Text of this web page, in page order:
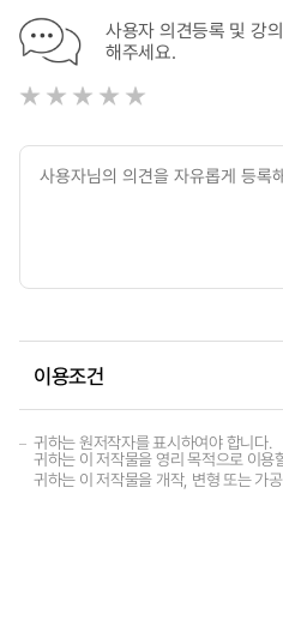
사용자 의견등록 및 강
해주세요.
이용조건
귀하는 원저작자를 표시하여야 합니다.
귀하는 이 저작물을 영리 목적으로 이용
귀하는 이 저작물을 개작, 변형 또는 가